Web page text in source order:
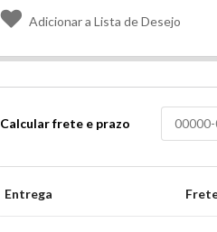
Adicionar a Lista de Desejo
Calcular frete e prazo
Entrega